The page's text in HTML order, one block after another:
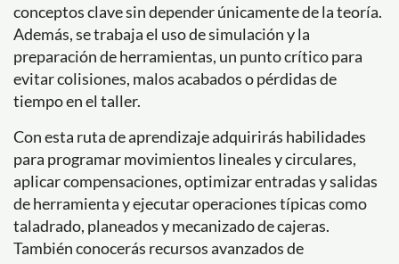
conceptos clave sin depender únicamente de la teoría.
Además, se trabaja el uso de simulación y la
preparación de herramientas, un punto crítico para
evitar colisiones, malos acabados o pérdidas de
tiempo en el taller.
Con esta ruta de aprendizaje adquirirás habilidades
para programar movimientos lineales y circulares,
aplicar compensaciones, optimizar entradas y salidas
de herramienta y ejecutar operaciones típicas como
taladrado, planeados y mecanizado de cajeras.
También conocerás recursos avanzados de